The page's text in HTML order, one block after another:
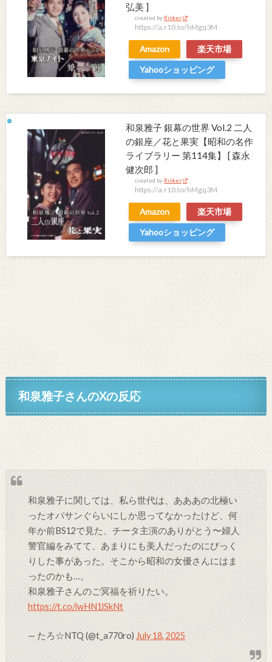
弘美 ]
created by Rinker
https://a.r10.to/hMgq3M
Amazon
楽天市場
Yahooショッピング
和泉雅子 銀幕の世界 Vol.2 二人
の銀座／花と果実【昭和の名作
ライブラリー 第114集】 [ 森永
健次郎 ]
created by Rinker
https://a.r10.to/hMgq3M
Amazon
楽天市場
Yahooショッピング
和泉雅子さんのXの反応
和泉雅子に関しては、私ら世代は、あああの北極い
ったオバサンぐらいにしか思ってなかったけど、何
年か前BS12で見た、チータ主演のありがとう〜婦人
警官編をみてて、あまりにも美人だったのにびっく
りした事があった。そこから昭和の女優さんにはま
ったのかも…。
和泉雅子さんのご冥福を祈りたい。
https://t.co/iwHN1lSkNt
— たろ☆NTQ (@t_a770ro) July 18, 2025